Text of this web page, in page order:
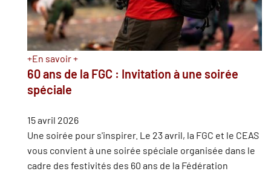
+En savoir +
60 ans de la FGC : Invitation à une soirée
spéciale
15 avril 2026
Une soirée pour s'inspirer. Le 23 avril, la FGC et le CEAS
vous convient à une soirée spéciale organisée dans le
cadre des festivités des 60 ans de la Fédération